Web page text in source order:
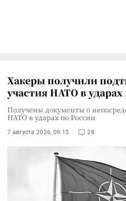
Хакеры получили
участия НАТО в
Получены документы о
НАТО в ударах по России
7 августа 2026, 09:15 28